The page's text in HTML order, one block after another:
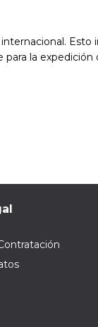
Esto
la expedición